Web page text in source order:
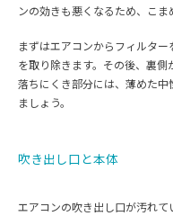
ンの効きも悪くなるため、こま
まずはエアコンからフィルタ
を取り除きます。その後、裏
落ちにくき部分には、薄めた
ましょう。
吹き出し口と本体
エアコンの吹き出し口が汚れ